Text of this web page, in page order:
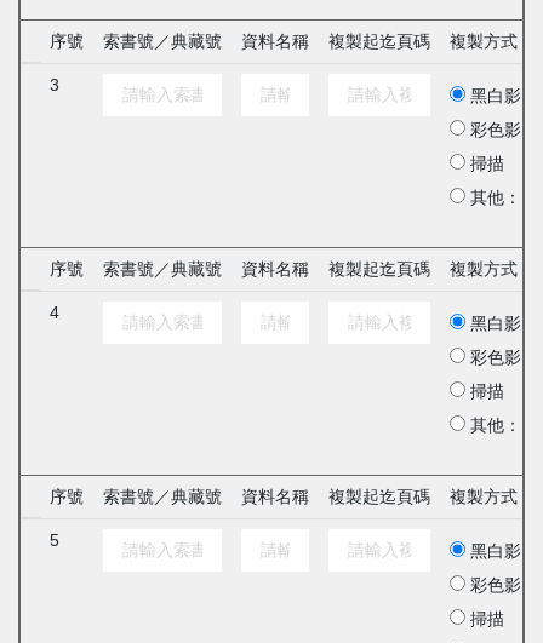
序號 索書號／典藏號 資料名稱 複製起迄頁碼 複製方式
3
黑白影印
彩色影印
掃描
其他：
序號 索書號／典藏號 資料名稱 複製起迄頁碼 複製方式
4
黑白影印
彩色影印
掃描
其他：
序號 索書號／典藏號 資料名稱 複製起迄頁碼 複製方式
5
黑白影印
彩色影印
掃描